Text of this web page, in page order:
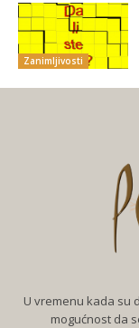
Zanimljivosti
U vremenu kada su
mogućnost da